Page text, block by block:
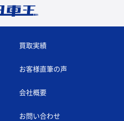
買取実績
お客様直筆の声
会社概要
お問い合わせ